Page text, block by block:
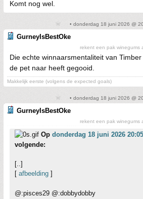
Komt nog wel.
• donderdag 18 juni 2026 @
GurneyIsBestOke
rekent een pak winegums
Die echte winnaarsmentaliteit van
de pet naar heeft gegooid.
Makkelijk eerste (volgens de expected goals)
• donderdag 18 juni 2026 @
GurneyIsBestOke
rekent een pak winegums
Op donderdag 18 juni 2026 20:05
volgende:
[..]
[ afbeelding ]
@:pisces29 @:dobbydobby